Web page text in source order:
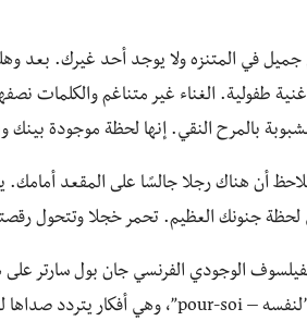
جميل في المتنزه ولا يوجد أحد غيرك. بعد
طفولية. الغناء غير متناغم والكلمات
بالمرح النقي. إنها لحظة موجودة بينك
أن هناك رجلا جالسًا على المقعد أمامك.
لحظة جنونك العظيم. تحمر خجلا وتتحول